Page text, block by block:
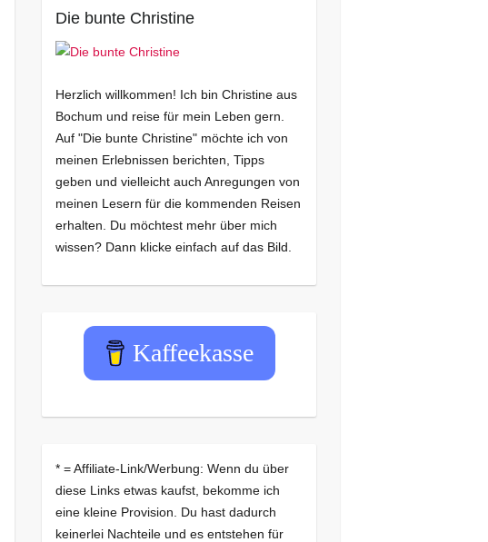
Die bunte Christine
Herzlich willkommen! Ich bin Christine aus
Bochum und reise für mein Leben gern.
Auf "Die bunte Christine" möchte ich von
meinen Erlebnissen berichten, Tipps
geben und vielleicht auch Anregungen von
meinen Lesern für die kommenden Reisen
erhalten. Du möchtest mehr über mich
wissen? Dann klicke einfach auf das Bild.
Kaffeekasse
* = Affiliate-Link/Werbung: Wenn du über
diese Links etwas kaufst, bekomme ich
eine kleine Provision. Du hast dadurch
keinerlei Nachteile und es entstehen für